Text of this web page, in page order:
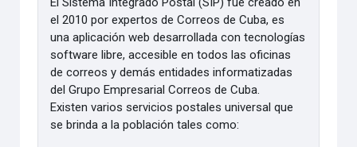
el 2010 por expertos de Correos de Cuba, es
una aplicación web desarrollada con tecnologías
software libre, accesible en todos las oficinas
de correos y demás entidades informatizadas
del Grupo Empresarial Correos de Cuba.
Existen varios servicios postales universal que
se brinda a la población tales como: